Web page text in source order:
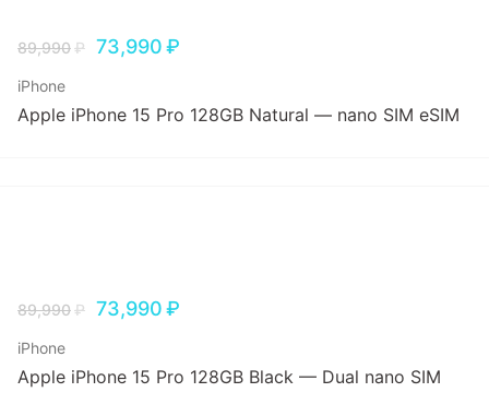
89,990₽ 73,990₽
iPhone
Apple iPhone 15 Pro 128GB Natural — nano SIM eSIM
89,990₽ 73,990₽
iPhone
Apple iPhone 15 Pro 128GB Black — Dual nano SIM